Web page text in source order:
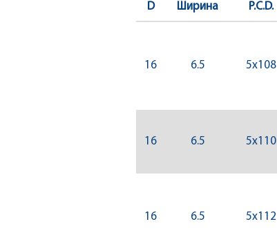
D Ширина P.C.D.
16 6.5 5x108
16 6.5 5x110
16 6.5 5x112